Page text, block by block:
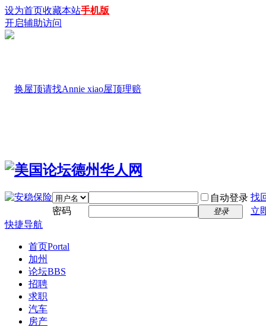
设为首页收藏本站手机版
开启辅助访问
自动登录 找
密码
登录
立
快捷导航
首页Portal
加州
论坛BBS
招聘
求职
汽车
房产